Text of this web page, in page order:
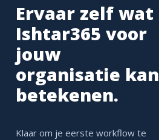
Ervaar zelf wat
Ishtar365 voor
jouw
organisatie kan
betekenen.
Klaar om je eerste workflow te